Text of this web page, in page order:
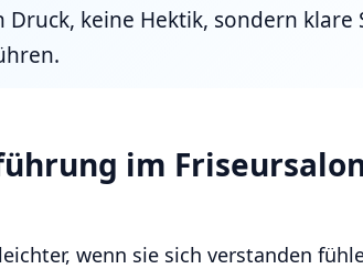
keine Hektik, sondern klare
im
wenn sie sich verstanden